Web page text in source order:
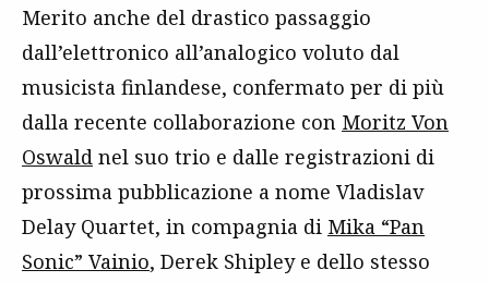
Merito anche del drastico passaggio
dall’elettronico all’analogico voluto dal
musicista finlandese, confermato per di più
dalla recente collaborazione con Moritz Von
Oswald nel suo trio e dalle registrazioni di
prossima pubblicazione a nome Vladislav
Delay Quartet, in compagnia di Mika “Pan
Sonic” Vainio, Derek Shipley e dello stesso